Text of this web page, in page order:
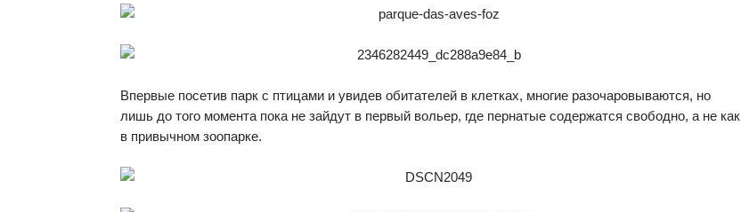
Впервые посетив парк с птицами и увидев обитателей в клетках, многие разочаровываются, но
лишь до того момента пока не зайдут в первый вольер, где пернатые содержатся свободно, а не как
в привычном зоопарке.